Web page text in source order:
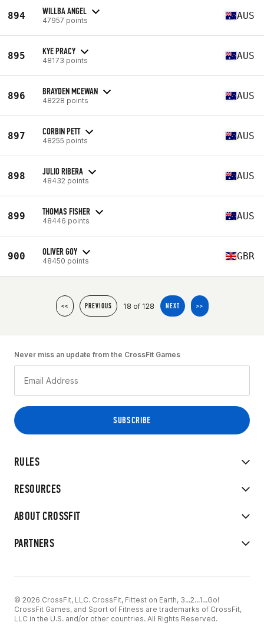
894 WILLBA ANGEL
47957 points AUS
895 KYE PRACY
48173 points AUS
896 BRAYDEN MCEWAN
48228 points AUS
897 CORBIN PETT
48255 points AUS
898 JULIO RIBERA
48432 points AUS
899 THOMAS FISHER
48446 points AUS
900 OLIVER GOY
48450 points GBR
<< PREVIOUS 18 of 128 NEXT >>
RULES
RESOURCES
ABOUT CROSSFIT
PARTNERS
Never miss an update from the CrossFit Games
© 2026 CrossFit, LLC. CrossFit, Fittest on Earth, 3...2...1...Go!
CrossFit Games, and Sport of Fitness are trademarks of CrossFit,
LLC in the U.S. and/or other countries. All Rights Reserved.